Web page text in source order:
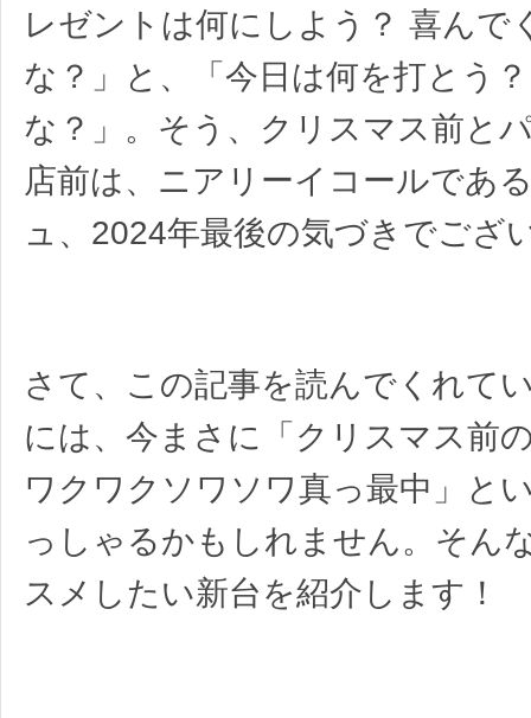
レゼントは何にしよう？ 喜んで
な？」と、「今日は何を打とう
な？」。そう、クリスマス前と
店前は、ニアリーイコールであ
ュ、2024年最後の気づきでござ
さて、この記事を読んでくれて
には、今まさに「クリスマス前
ワクワクソワソワ真っ最中」と
っしゃるかもしれません。そん
スメしたい新台を紹介します！